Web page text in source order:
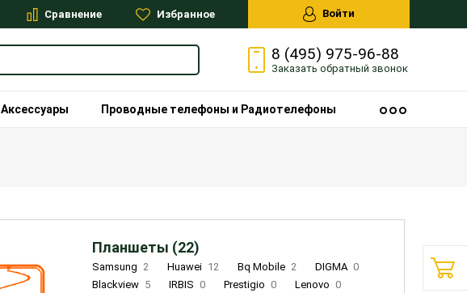
Сравнение Избранное Войти
8 (495) 975-96-88
Заказать обратный звонок
Аксессуары Проводные телефоны и Радиотелефоны
Планшеты (22)
Samsung 2 Huawei 12 Bq Mobile 2 DIGMA 0
Blackview 5 IRBIS 0 Prestigio 0 Lenovo 0